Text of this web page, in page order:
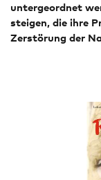
untergeordnet
steigen, die ihre
Zerstörung der